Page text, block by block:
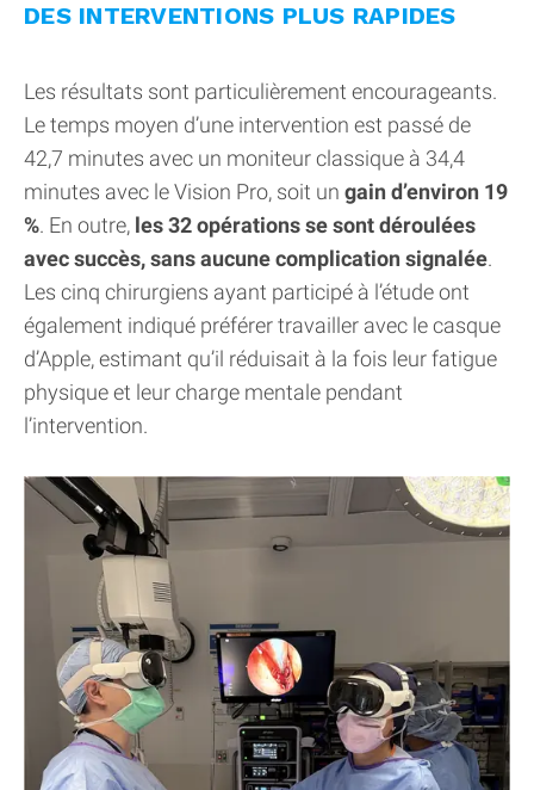
DES INTERVENTIONS PLUS RAPIDES
Les résultats sont particulièrement encourageants.
Le temps moyen d’une intervention est passé de
42,7 minutes avec un moniteur classique à 34,4
minutes avec le Vision Pro, soit un gain d’environ 19
%. En outre, les 32 opérations se sont déroulées
avec succès, sans aucune complication signalée.
Les cinq chirurgiens ayant participé à l’étude ont
également indiqué préférer travailler avec le casque
d’Apple, estimant qu’il réduisait à la fois leur fatigue
physique et leur charge mentale pendant
l’intervention.